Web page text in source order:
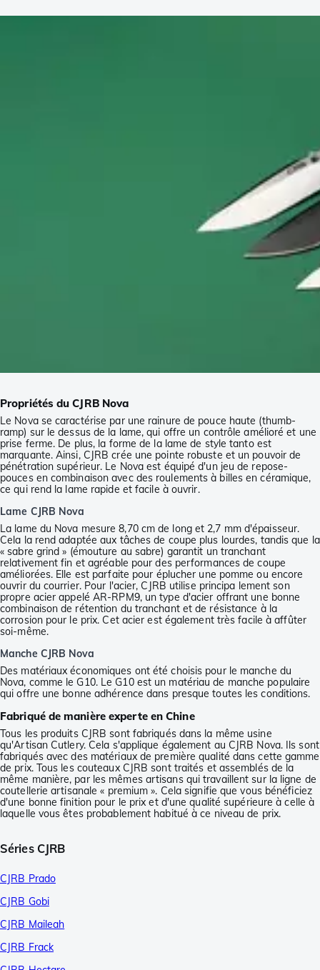
Propriétés du CJRB Nova
Le Nova se caractérise par une rainure de pouce haute (thumb-
ramp) sur le dessus de la lame, qui offre un contrôle amélioré et une
prise ferme. De plus, la forme de la lame de style tanto est
marquante. Ainsi, CJRB crée une pointe robuste et un pouvoir de
pénétration supérieur. Le Nova est équipé d'un jeu de repose-
pouces en combinaison avec des roulements à billes en céramique,
ce qui rend la lame rapide et facile à ouvrir.
Lame CJRB Nova
La lame du Nova mesure 8,70 cm de long et 2,7 mm d'épaisseur.
Cela la rend adaptée aux tâches de coupe plus lourdes, tandis que la
« sabre grind » (émouture au sabre) garantit un tranchant
relativement fin et agréable pour des performances de coupe
améliorées. Elle est parfaite pour éplucher une pomme ou encore
ouvrir du courrier. Pour l'acier, CJRB utilise principa lement son
propre acier appelé AR-RPM9, un type d'acier offrant une bonne
combinaison de rétention du tranchant et de résistance à la
corrosion pour le prix. Cet acier est également très facile à affûter
soi-même.
Manche CJRB Nova
Des matériaux économiques ont été choisis pour le manche du
Nova, comme le G10. Le G10 est un matériau de manche populaire
qui offre une bonne adhérence dans presque toutes les conditions.
Fabriqué de manière experte en Chine
Tous les produits CJRB sont fabriqués dans la même usine
qu'Artisan Cutlery. Cela s'applique également au CJRB Nova. Ils sont
fabriqués avec des matériaux de première qualité dans cette gamme
de prix. Tous les couteaux CJRB sont traités et assemblés de la
même manière, par les mêmes artisans qui travaillent sur la ligne de
coutellerie artisanale « premium ». Cela signifie que vous bénéficiez
d'une bonne finition pour le prix et d'une qualité supérieure à celle à
laquelle vous êtes probablement habitué à ce niveau de prix.
Séries CJRB
CJRB Prado
CJRB Gobi
CJRB Maileah
CJRB Frack